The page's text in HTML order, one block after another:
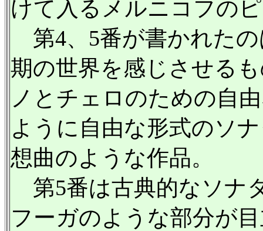
けて入るメルニコフの
第4、5番が書かれたの
期の世界を感じさせる
ノとチェロのための自
ように自由な形式のソ
想曲のような作品。
第5番は古典的なソナ
フーガのような部分が